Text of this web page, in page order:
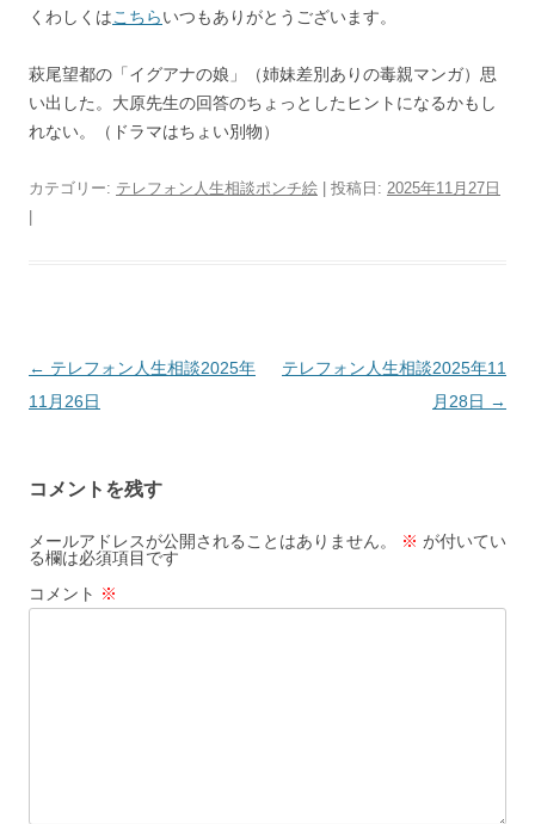
くわしくはこちらいつもありがとうございます。
萩尾望都の「イグアナの娘」（姉妹差別ありの毒親マンガ）思
い出した。大原先生の回答のちょっとしたヒントになるかもし
れない。（ドラマはちょい別物）
カテゴリー: テレフォン人生相談ポンチ絵 | 投稿日: 2025年11月27日
投
稿
ゲ
ー
シ
ョ
← テレフォン人生相談2025年
11月26日
テレフォン人生相談2025年11
月28日 →
コメントを残す
メールアドレスが公開されることはありません。 ※ が付いてい
る欄は必須項目です
コメント ※